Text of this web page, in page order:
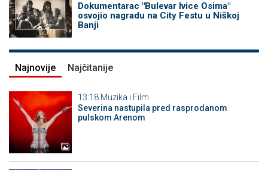
Dokumentarac "Bulevar Ivice Osima"
osvojio nagradu na City Festu u Niškoj
Banji
Najnovije Najčitanije
13:18 Muzika i Film
Severina nastupila pred rasprodanom
pulskom Arenom